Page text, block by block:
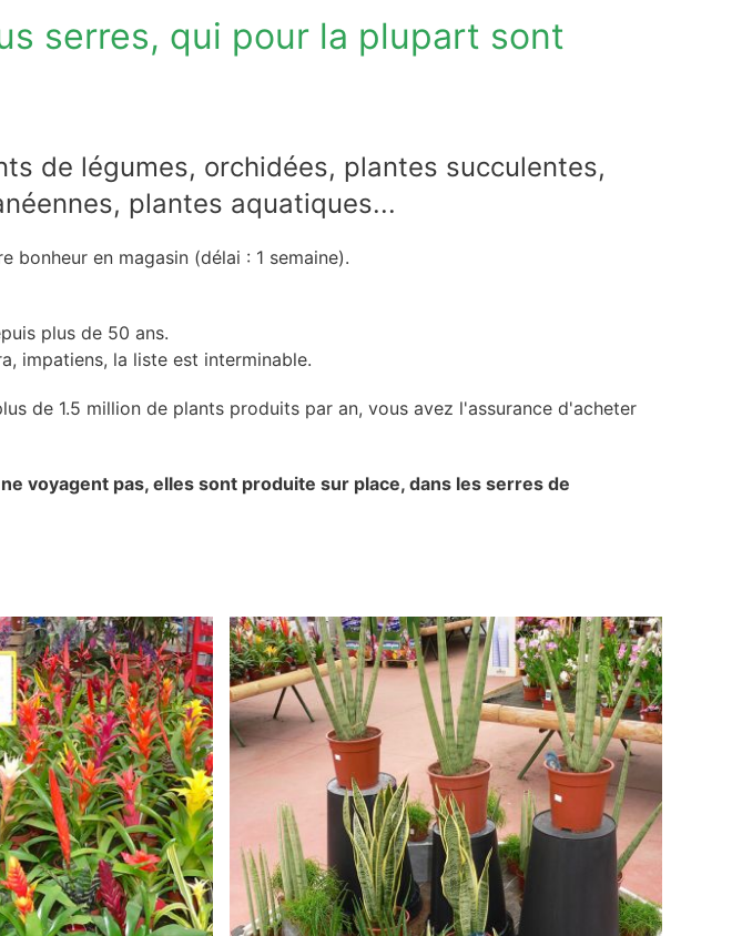
serres, qui pour la plupart sont
de légumes, orchidées, plantes succulentes,
plantes aquatiques...
en magasin (délai : 1 semaine).
plus de 50 ans.
impatiens, la liste est interminable.
de 1.5 million de plants produits par an, vous avez l'assurance d'acheter
voyagent pas, elles sont produite sur place, dans les serres de